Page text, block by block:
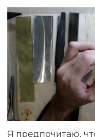
Я предпочитаю,